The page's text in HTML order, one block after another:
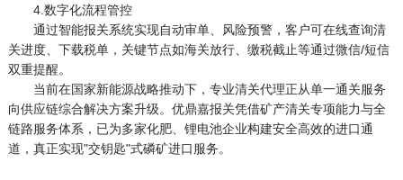
4.数字化流程管控
通过智能报关系统实现自动审单、风险预警，客户可在线查询清
关进度、下载税单，关键节点如海关放行、缴税截止等通过微信/短信
双重提醒。
当前在国家新能源战略推动下，专业清关代理正从单一通关服务
向供应链综合解决方案升级。优鼎嘉报关凭借矿产清关专项能力与全
链路服务体系，已为多家化肥、锂电池企业构建安全高效的进口通
道，真正实现"交钥匙"式磷矿进口服务。